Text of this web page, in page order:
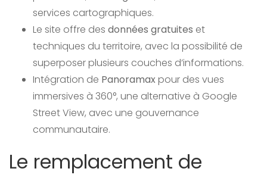
services cartographiques.
Le site offre des données gratuites et
techniques du territoire, avec la possibilité de
superposer plusieurs couches d’informations.
Intégration de Panoramaxpour des vues
immersives à 360°, une alternative à Google
Street View, avec une gouvernance
communautaire.
Le remplacement de